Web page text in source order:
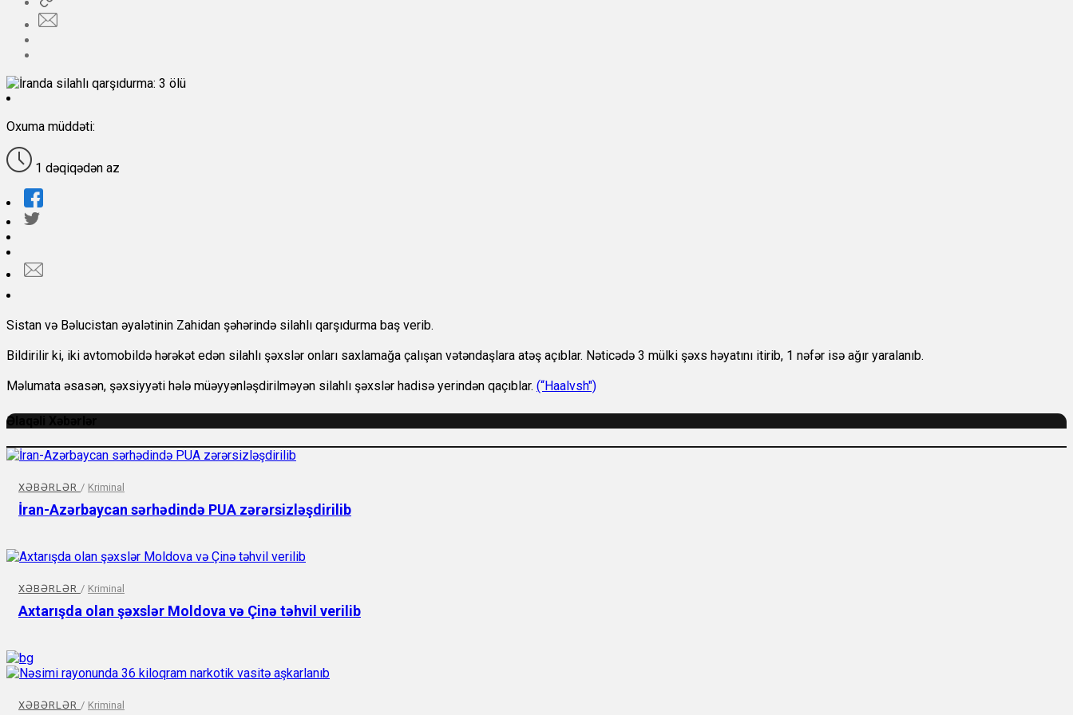
Oxuma müddəti:
1 dəqiqədən az
Sistan və Bəlucistan əyalətinin Zahidan şəhərində silahlı qarşıdurma baş verib.
Bildirilir ki, iki avtomobildə hərəkət edən silahlı şəxslər onları saxlamağa çalışan vətəndaşlara atəş açıblar. Nəticədə 3 mülki şəxs həyatını itirib, 1 nəfər isə ağır yaralanıb.
Məlumata əsasən, şəxsiyyəti hələ müəyyənləşdirilməyən silahlı şəxslər hadisə yerindən qaçıblar. (“Haalvsh")
Əlaqəli Xəbərlər
XƏBƏRLƏR / Kriminal
İran-Azərbaycan sərhədində PUA zərərsizləşdirilib
XƏBƏRLƏR / Kriminal
Axtarışda olan şəxslər Moldova və Çinə təhvil verilib
XƏBƏRLƏR / Kriminal